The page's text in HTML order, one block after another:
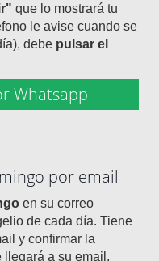
que lo mostrará tu
le avise cuando se
debe pulsar el
Whatsapp
por email
en su correo
de cada día. Tiene
y confirmar la
a su email.